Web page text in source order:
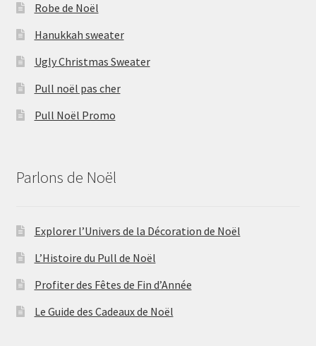
Robe de Noël
Hanukkah sweater
Ugly Christmas Sweater
Pull noël pas cher
Pull Noël Promo
Parlons de Noël
Explorer l’Univers de la Décoration de Noël
L’Histoire du Pull de Noël
Profiter des Fêtes de Fin d’Année
Le Guide des Cadeaux de Noël